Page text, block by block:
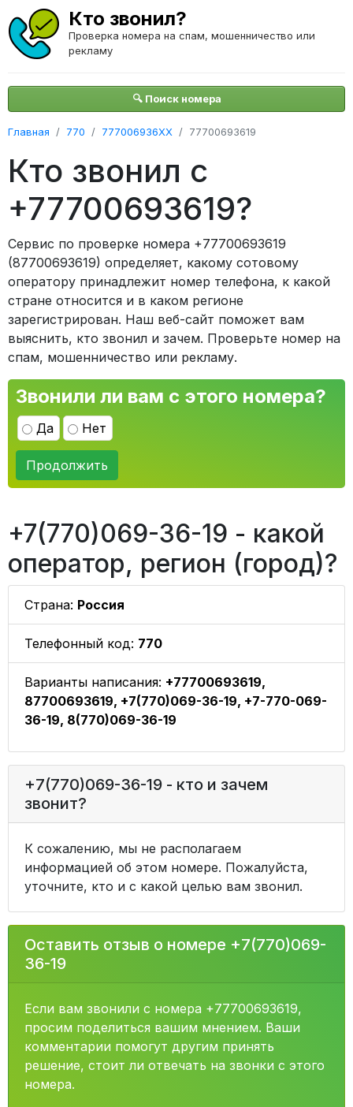
Кто звонил?
Проверка номера на спам, мошенничество или
рекламу
🔍 Поиск номера
Главная 770 777006936XX 77700693619
Кто звонил с
+77700693619?
Сервис по проверке номера +77700693619
(87700693619) определяет, какому сотовому
оператору принадлежит номер телефона, к какой
стране относится и в каком регионе
зарегистрирован. Наш веб-сайт поможет вам
выяснить, кто звонил и зачем. Проверьте номер на
спам, мошенничество или рекламу.
Звонили ли вам с этого номера?
Да Нет
Продолжить
+7(770)069-36-19 - какой
оператор, регион (город)?
Страна: Россия
Телефонный код: 770
Варианты написания: +77700693619,
87700693619, +7(770)069-36-19, +7-770-069-
36-19, 8(770)069-36-19
+7(770)069-36-19 - кто и зачем
звонит?
К сожалению, мы не располагаем
информацией об этом номере. Пожалуйста,
уточните, кто и с какой целью вам звонил.
Оставить отзыв о номере +7(770)069-
36-19
Если вам звонили с номера +77700693619,
просим поделиться вашим мнением. Ваши
комментарии помогут другим принять
решение, стоит ли отвечать на звонки с этого
номера.